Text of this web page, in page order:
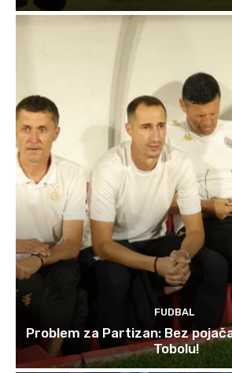
FUDBAL
Problem za Partizan: Bez
Tobolu!